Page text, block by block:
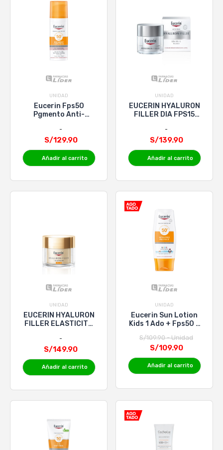
UNIDAD
Eucerin Fps50
Pgmento Anti-
S/129.90
Añadir al carrito
UNIDAD
EUCERIN HYALURON
FILLER DIA FPS15
S/139.90
Añadir al carrito
UNIDAD
EUCERIN HYALURON
FILLER ELASTICITY
S/149.90
Añadir al carrito
UNIDAD
Eucerin Sun Lotion
Kids 1 Ado + Fps50 X
S/109.90 - Unidad
S/109.90
Añadir al carrito